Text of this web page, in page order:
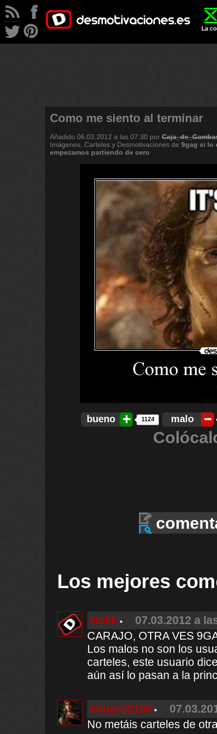
La
Como me siento al terminar
Añadido 06.03.2012 a las 07:30 por
Imágenes, Carteles y Desmotivaciones de 9gag si lo
empezamos partiendo de cero
bueno 1124 malo
Los mejores
lackk
07.03.2012 a
CARAJO, OTRA VES
Los malos no son los
carteles, este usuario
aún así lo pasan a la
eduard0100
No metáis carteles de